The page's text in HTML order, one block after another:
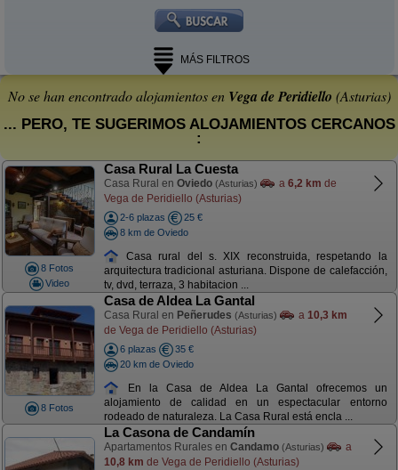
MÁS FILTROS
No se han encontrado alojamientos en Vega de Peridiello (Asturias)
... PERO, TE SUGERIMOS ALOJAMIENTOS CERCANOS
:
8 Fotos
Video
Casa Rural La Cuesta
Casa Rural en Oviedo (Asturias) a 6,2 km de
Vega de Peridiello (Asturias)
2-6 plazas
25 €
8 km de Oviedo
Casa rural del s. XIX reconstruida, respetando la
arquitectura tradicional asturiana. Dispone de calefacción,
tv, dvd, terraza, 3 habitacion ...
8 Fotos
Casa de Aldea La Gantal
Casa Rural en Peñerudes (Asturias) a 10,3 km
de Vega de Peridiello (Asturias)
6 plazas
35 €
20 km de Oviedo
En la Casa de Aldea La Gantal ofrecemos un
alojamiento de calidad en un espectacular entorno
rodeado de naturaleza. La Casa Rural está encla ...
La Casona de Candamín
Apartamentos Rurales en Candamo (Asturias)
a
10,8 km de Vega de Peridiello (Asturias)